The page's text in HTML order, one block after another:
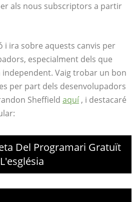
als nous subscriptors a partir
i ira sobre aquests canvis per
especialment dels que
Vaig trobar un bon
per part dels desenvolupadors
Sheffield aquí, i destacaré
Del Programari Gratuït